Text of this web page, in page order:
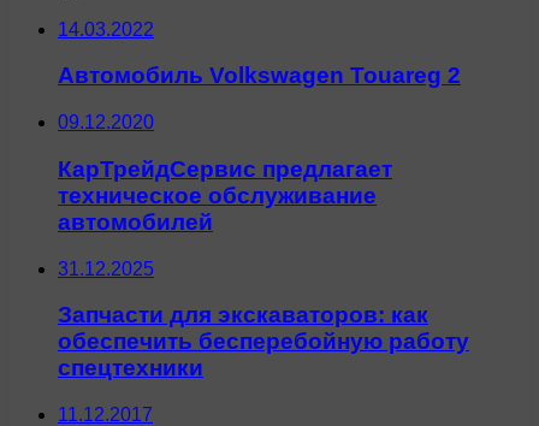
14.03.2022
Автомобиль Volkswagen Touareg 2
09.12.2020
КарТрейдСервис предлагает
техническое обслуживание
автомобилей
31.12.2025
Запчасти для экскаваторов: как
обеспечить бесперебойную работу
спецтехники
11.12.2017